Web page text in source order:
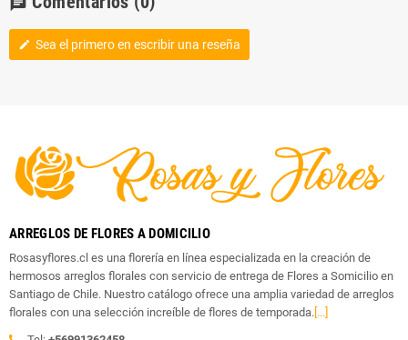
chat
edit Sea el primero en escribir una reseña
ARREGLOS DE FLORES A DOMICILIO
Rosasyflores.cl es una florería en línea especializada en la creación de
hermosos arreglos florales con servicio de entrega de Flores a Somicilio en
Santiago de Chile. Nuestro catálogo ofrece una amplia variedad de arreglos
florales con una selección increíble de flores de temporada. [...]